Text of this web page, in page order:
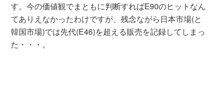
す。今の価値観でまともに判断すればE90のヒットなん
てありえなかったわけですが、残念ながら日本市場(と
韓国市場)では先代(E46)を超える販売を記録してしまっ
た・・・。